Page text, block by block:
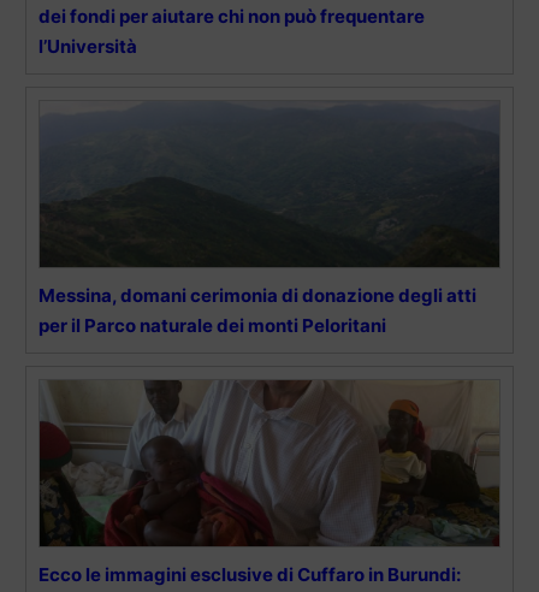
dei fondi per aiutare chi non può frequentare
l’Università
Messina, domani cerimonia di donazione degli atti
per il Parco naturale dei monti Peloritani
Ecco le immagini esclusive di Cuffaro in Burundi: